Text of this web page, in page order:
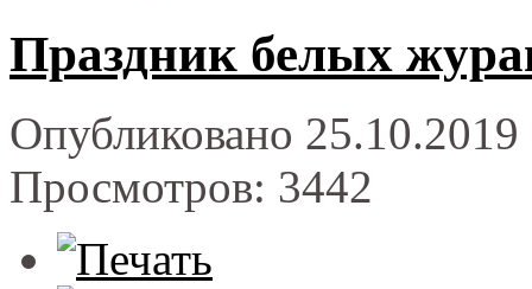
Праздник белых
Опубликовано 25.10.2019
Просмотров: 3442